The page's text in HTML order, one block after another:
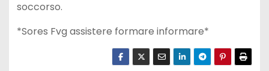
soccorso.
*Sores Fvg assistere formare informare*